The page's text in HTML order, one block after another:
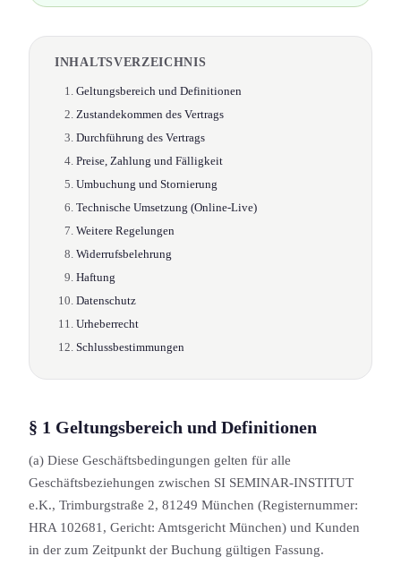
INHALTSVERZEICHNIS
Geltungsbereich und Definitionen
Zustandekommen des Vertrags
Durchführung des Vertrags
Preise, Zahlung und Fälligkeit
Umbuchung und Stornierung
Technische Umsetzung (Online-Live)
Weitere Regelungen
Widerrufsbelehrung
Haftung
Datenschutz
Urheberrecht
Schlussbestimmungen
§ 1 Geltungs­bereich und Definition­en
(a) Diese Geschäftsbedingung­en gelten für alle
Geschäftsbeziehung­en zwischen SI SEMINAR-INSTITUT
e.K., Trimburgstraße 2, 81249 München (Registernummer:
HRA 102681, Gericht: Amtsgericht München) und Kunden
in der zum Zeitpunkt der Buchung gültigen Fassung.